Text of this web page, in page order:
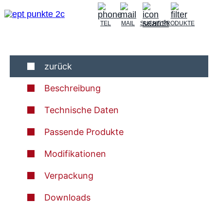
TEL MAIL SUCHEPRODUKTE
zurück
Beschreibung
Technische Daten
Passende Produkte
Modifikationen
Verpackung
Downloads